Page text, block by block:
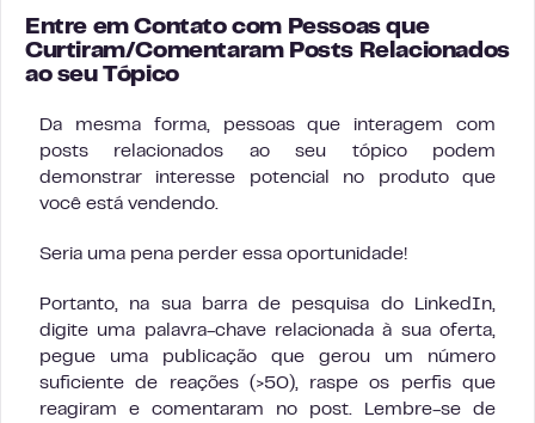
Entre em Contato com Pessoas que
Curtiram/Comentaram Posts Relacionados
ao seu Tópico
Da mesma forma, pessoas que interagem com
posts relacionados ao seu tópico podem
demonstrar interesse potencial no produto que
você está vendendo.
Seria uma pena perder essa oportunidade!
Portanto, na sua barra de pesquisa do LinkedIn,
digite uma palavra-chave relacionada à sua oferta,
pegue uma publicação que gerou um número
suficiente de reações (>50), raspe os perfis que
reagiram e comentaram no post. Lembre-se de